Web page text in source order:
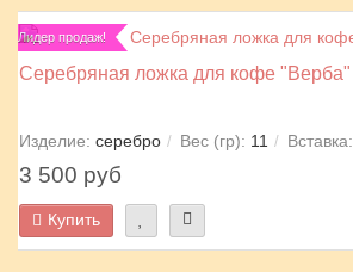
Лидер продаж!
Серебряная ложка для кофе "Верба"
Изделие: серебро Вес (гр): 11 Вставка:
3 500 руб
Купить